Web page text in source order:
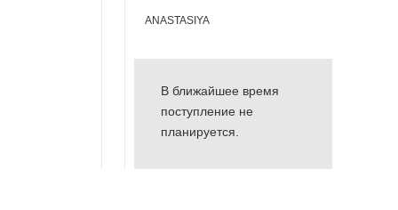
anastasiya
В ближайшее время
поступление не
планируется.